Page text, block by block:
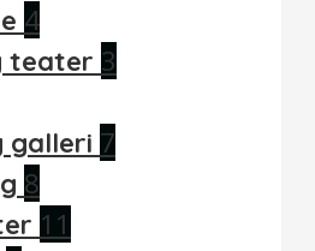
4
teater 3
galleri 7
8
11